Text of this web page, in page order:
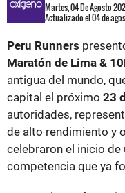
Martes, 04 De Agosto
Actualizado el 04 de
Peru Runners
Maratón de Lima &
antigua del mundo,
capital el próximo 23
autoridades,
de alto rendimiento y
celebraron el inicio de
competencia que ya